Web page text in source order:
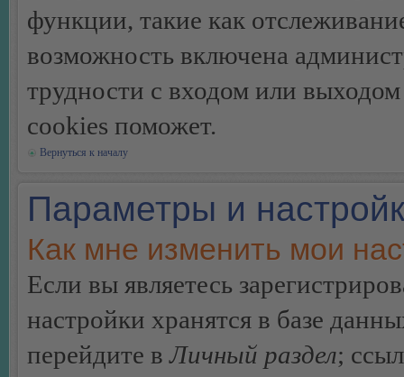
функции, такие как
возможность включена
трудности с входом или
cookies поможет.
Вернуться к началу
Параметры и
Как мне изменить мои
Если вы являетесь
настройки хранятся в базе
перейдите вЛичный раздел;